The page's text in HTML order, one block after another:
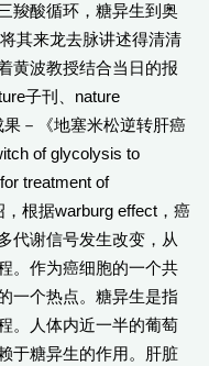
羧酸循环，糖异生到奥
其来龙去脉讲述得清清
黄波教授结合当日的报
子刊、nature
－《地塞米松逆转肝癌
of glycolysis to
treatment of
根据warburg effect，癌
代谢信号发生改变，从
。作为癌细胞的一个共
一个热点。糖异生是指
。人体内近一半的葡萄
于糖异生的作用。肝脏